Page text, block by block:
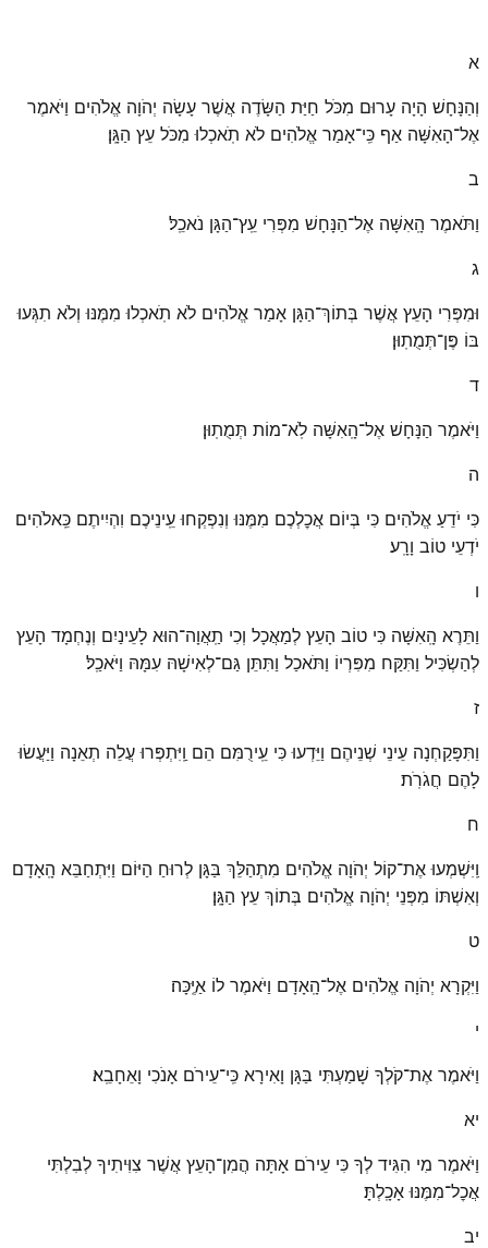
א
וְהַנָּחָשׁ הָיָה עָרוּם מִכֹּל חַיַּת הַשָּׂדֶה אֲשֶׁר עָשָׂה יְהֹוָה אֱלֹהִים וַיֹּאמֶר
אֶל־הָאִשָּׁה אַף כִּֽי־אָמַר אֱלֹהִים לֹא תֹֽאכְלוּ מִכֹּל עֵץ הַגָּֽן׃
ב
וַתֹּאמֶר הָֽאִשָּׁה אֶל־הַנָּחָשׁ מִפְּרִי עֵֽץ־הַגָּן נֹאכֵֽל׃
ג
וּמִפְּרִי הָעֵץ אֲשֶׁר בְּתוֹךְ־הַגָּן אָמַר אֱלֹהִים לֹא תֹֽאכְלוּ מִמֶּנּוּ וְלֹא תִגְּעוּ
בּוֹ פֶּן־תְּמֻתֽוּן׃
ד
וַיֹּאמֶר הַנָּחָשׁ אֶל־הָֽאִשָּׁה לֹֽא־מוֹת תְּמֻתֽוּן׃
ה
כִּי יֹדֵעַ אֱלֹהִים כִּי בְּיוֹם אֲכׇלְכֶם מִמֶּנּוּ וְנִפְקְחוּ עֵֽינֵיכֶם וִהְיִיתֶם כֵּֽאלֹהִים
יֹדְעֵי טוֹב וָרָֽע׃
ו
וַתֵּרֶא הָֽאִשָּׁה כִּי טוֹב הָעֵץ לְמַאֲכָל וְכִי תַֽאֲוָה־הוּא לָעֵינַיִם וְנֶחְמָד הָעֵץ
לְהַשְׂכִּיל וַתִּקַּח מִפִּרְיוֹ וַתֹּאכַל וַתִּתֵּן גַּם־לְאִישָׁהּ עִמָּהּ וַיֹּאכַֽל׃
ז
וַתִּפָּקַחְנָה עֵינֵי שְׁנֵיהֶם וַיֵּדְעוּ כִּי עֵֽירֻמִּם הֵם וַֽיִּתְפְּרוּ עֲלֵה תְאֵנָה וַיַּעֲשׂוּ
לָהֶם חֲגֹרֹֽת׃
ח
וַֽיִּשְׁמְעוּ אֶת־קוֹל יְהֹוָה אֱלֹהִים מִתְהַלֵּךְ בַּגָּן לְרוּחַ הַיּוֹם וַיִּתְחַבֵּא הָֽאָדָם
וְאִשְׁתּוֹ מִפְּנֵי יְהֹוָה אֱלֹהִים בְּתוֹךְ עֵץ הַגָּֽן׃
ט
וַיִּקְרָא יְהֹוָה אֱלֹהִים אֶל־הָֽאָדָם וַיֹּאמֶר לוֹ אַיֶּֽכָּה׃
י
וַיֹּאמֶר אֶת־קֹלְךָ שָׁמַעְתִּי בַּגָּן וָאִירָא כִּֽי־עֵירֹם אָנֹכִי וָאֵחָבֵֽא׃
יא
וַיֹּאמֶר מִי הִגִּיד לְךָ כִּי עֵירֹם אָתָּה הֲמִן־הָעֵץ אֲשֶׁר צִוִּיתִיךָ לְבִלְתִּי
אֲכׇל־מִמֶּנּוּ אָכָֽלְתָּ׃
יב